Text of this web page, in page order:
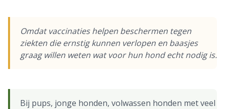
Omdat vaccinaties helpen beschermen tegen
ziekten die ernstig kunnen verlopen en baasjes
graag willen weten wat voor hun hond echt nodig is.
Bij pups, jonge honden, volwassen honden met veel